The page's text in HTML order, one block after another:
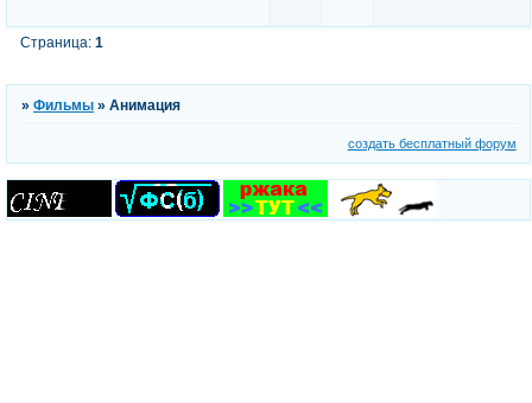
Страница:1
»Фильмы »Анимация
создать бесплатный форум